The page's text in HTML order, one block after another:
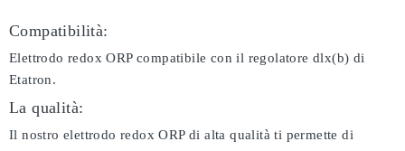
Compatibilità:
Elettrodo redox ORP compatibile con il regolatore dlx(b) di
Etatron.
La qualità:
Il nostro elettrodo redox ORP di alta qualità ti permette di